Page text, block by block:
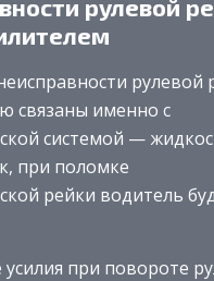
рулевой
рулевой
связаны именно с
системой —
при поломке
рейки водитель
при повороте